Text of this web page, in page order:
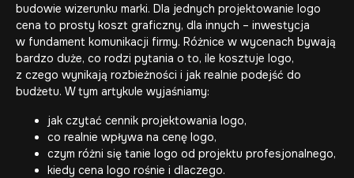
budowie wizerunku marki. Dla jednych projektowanie logo
cena to prosty koszt graficzny, dla innych – inwestycja
w fundament komunikacji firmy. Różnice w wycenach bywają
bardzo duże, co rodzi pytania o to, ile kosztuje logo,
z czego wynikają rozbieżności i jak realnie podejść do
budżetu. W tym artykule wyjaśniamy:
jak czytać cennik projektowania logo,
co realnie wpływa na cenę logo,
czym różni się tanie logo od projektu profesjonalnego,
kiedy cena logo rośnie i dlaczego.